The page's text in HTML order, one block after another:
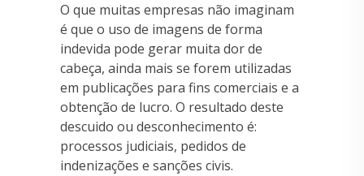
O que muitas empresas não imaginam
é que o uso de imagens de forma
indevida pode gerar muita dor de
cabeça, ainda mais se forem utilizadas
em publicações para fins comerciais e a
obtenção de lucro. O resultado deste
descuido ou desconhecimento é:
processos judiciais, pedidos de
indenizações e sanções civis.